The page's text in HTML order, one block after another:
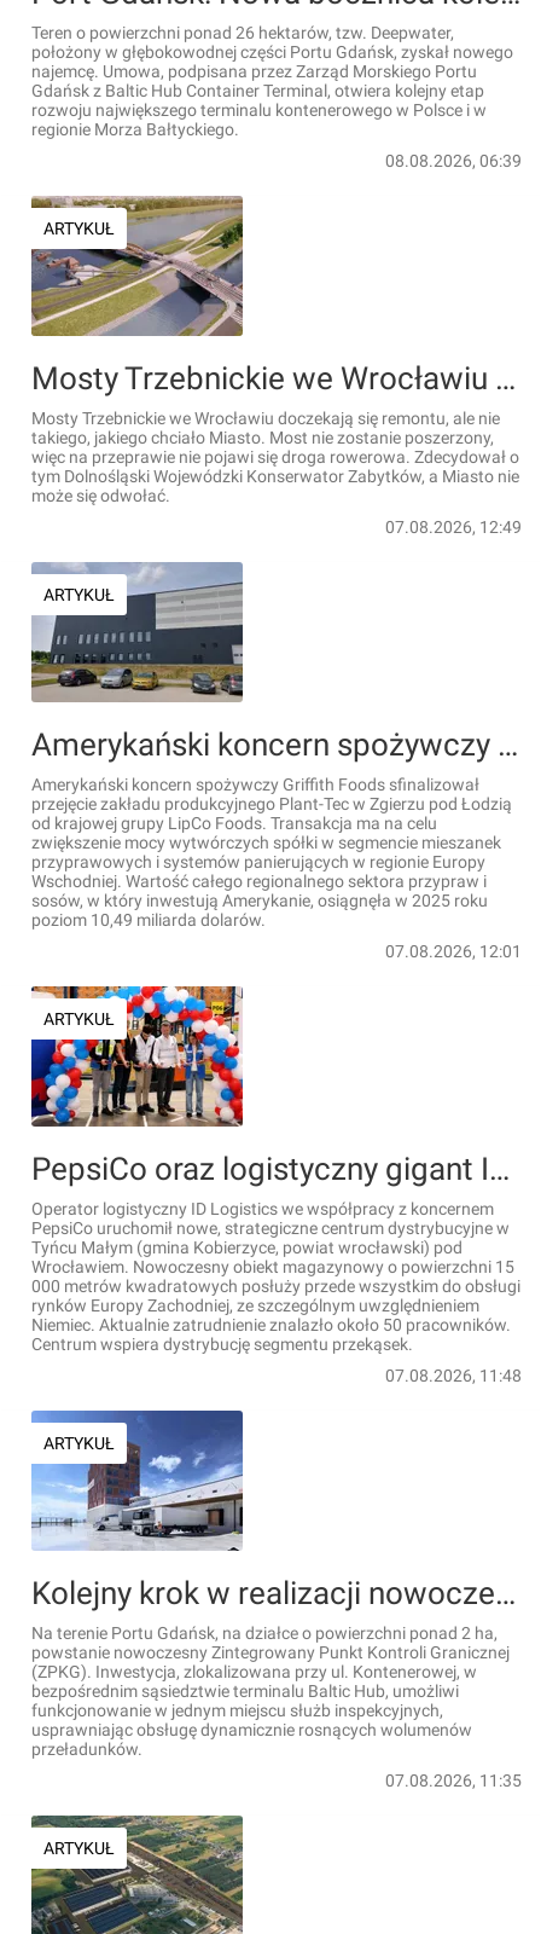
Teren o powierzchni ponad 26 hektarów, tzw. Deepwater,
położony w głębokowodnej części Portu Gdańsk, zyskał nowego
najemcę. Umowa, podpisana przez Zarząd Morskiego Portu
Gdańsk z Baltic Hub Container Terminal, otwiera kolejny etap
rozwoju największego terminalu kontenerowego w Polsce i w
regionie Morza Bałtyckiego.
08.08.2026, 06:39
ARTYKUŁ
Mosty Trzebnickie we Wrocławiu idą do remontu. Po decyzji Dolnośląskiego Konserwatora Zabytków nie będzie jednak ścieżek rowerowych ani szerszych chodników [WIZUALIZACJE]
Mosty Trzebnickie we Wrocławiu doczekają się remontu, ale nie
takiego, jakiego chciało Miasto. Most nie zostanie poszerzony,
więc na przeprawie nie pojawi się droga rowerowa. Zdecydował o
tym Dolnośląski Wojewódzki Konserwator Zabytków, a Miasto nie
może się odwołać.
07.08.2026, 12:49
ARTYKUŁ
Amerykański koncern spożywczy Griffith Foods zwiększy moce produkcyjne w Polsce
Amerykański koncern spożywczy Griffith Foods sfinalizował
przejęcie zakładu produkcyjnego Plant-Tec w Zgierzu pod Łodzią
od krajowej grupy LipCo Foods. Transakcja ma na celu
zwiększenie mocy wytwórczych spółki w segmencie mieszanek
przyprawowych i systemów panierujących w regionie Europy
Wschodniej. Wartość całego regionalnego sektora przypraw i
sosów, w który inwestują Amerykanie, osiągnęła w 2025 roku
poziom 10,49 miliarda dolarów.
07.08.2026, 12:01
ARTYKUŁ
PepsiCo oraz logistyczny gigant ID Logistics uruchomili nowe, strategiczne centrum dystrybucyjne pod Wrocławiem
Operator logistyczny ID Logistics we współpracy z koncernem
PepsiCo uruchomił nowe, strategiczne centrum dystrybucyjne w
Tyńcu Małym (gmina Kobierzyce, powiat wrocławski) pod
Wrocławiem. Nowoczesny obiekt magazynowy o powierzchni 15
000 metrów kwadratowych posłuży przede wszystkim do obsługi
rynków Europy Zachodniej, ze szczególnym uwzględnieniem
Niemiec. Aktualnie zatrudnienie znalazło około 50 pracowników.
Centrum wspiera dystrybucję segmentu przekąsek.
07.08.2026, 11:48
ARTYKUŁ
Kolejny krok w realizacji nowoczesnego centrum kontroli granicznej w Porcie Gdańsk [WIZUALIZACJE]
Na terenie Portu Gdańsk, na działce o powierzchni ponad 2 ha,
powstanie nowoczesny Zintegrowany Punkt Kontroli Granicznej
(ZPKG). Inwestycja, zlokalizowana przy ul. Kontenerowej, w
bezpośrednim sąsiedztwie terminalu Baltic Hub, umożliwi
funkcjonowanie w jednym miejscu służb inspekcyjnych,
usprawniając obsługę dynamicznie rosnących wolumenów
przeładunków.
07.08.2026, 11:35
ARTYKUŁ